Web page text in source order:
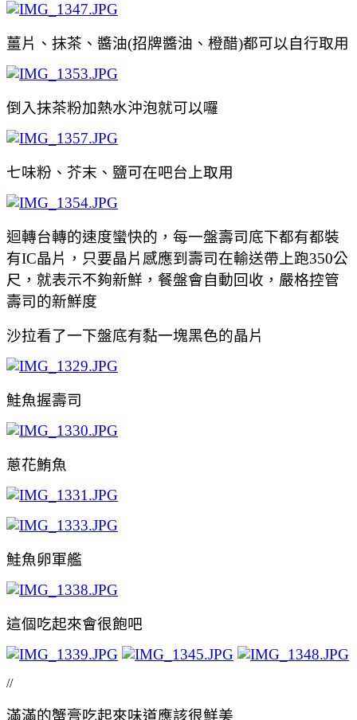
薑片、抹茶、醬油(招牌醬油、橙醋)都可以自行取用
倒入抹茶粉加熱水沖泡就可以囉
七味粉、芥末、鹽可在吧台上取用
迴轉台轉的速度蠻快的，每一盤壽司底下都有都裝
有IC晶片，只要晶片感應到壽司在輸送帶上跑350公
尺，就表示不夠新鮮，餐盤會自動回收，嚴格控管
壽司的新鮮度
沙拉看了一下盤底有黏一塊黑色的晶片
鮭魚握壽司
蔥花鮪魚
鮭魚卵軍艦
這個吃起來會很飽吧
//
滿滿的蟹膏吃起來味道應該很鮮美